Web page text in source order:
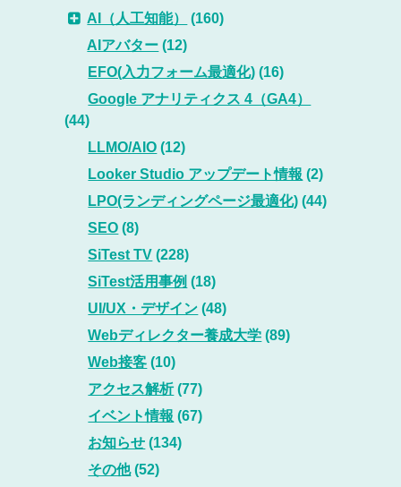
AI（人工知能）
(160)
AIアバター (12)
EFO(入力フォーム最適化) (16)
Google アナリティクス 4（GA4）
(44)
LLMO/AIO (12)
Looker Studio アップデート情報 (2)
LPO(ランディングページ最適化) (44)
SEO (8)
SiTest TV (228)
SiTest活用事例 (18)
UI/UX・デザイン (48)
Webディレクター養成大学 (89)
Web接客 (10)
アクセス解析(77)
イベント情報 (67)
お知らせ (134)
その他(52)